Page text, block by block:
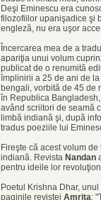
Deşi Eminescu era
filozofiilor upanişadice şi
engleză, nu era uşor
Încercarea mea de a
apariţia unui volum
publicat de o renumită
împlinirii a 25 de ani de
bengali, vorbită de 45 de
în Republica
având scriitori de seamă
limbă indiană şi, după
tradus poeziile lui
Fireşte că acest volum
indiană. Revista Nandan
pentru ideile lor
Poetul Krishna Dhar,
paginile revistei Amrita: